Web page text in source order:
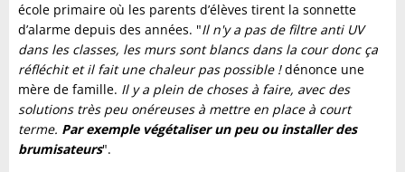
école primaire où les parents d’élèves tirent la sonnette
d’alarme depuis des années. "Il n'y a pas de filtre anti UV
dans les classes, les murs sont blancs dans la cour donc ça
réfléchit et il fait une chaleur pas possible !dénonce une
mère de famille. Il y a plein de choses à faire, avec des
solutions très peu onéreuses à mettre en place à court
terme. Par exemple végétaliser un peu ou installer des
brumisateurs".